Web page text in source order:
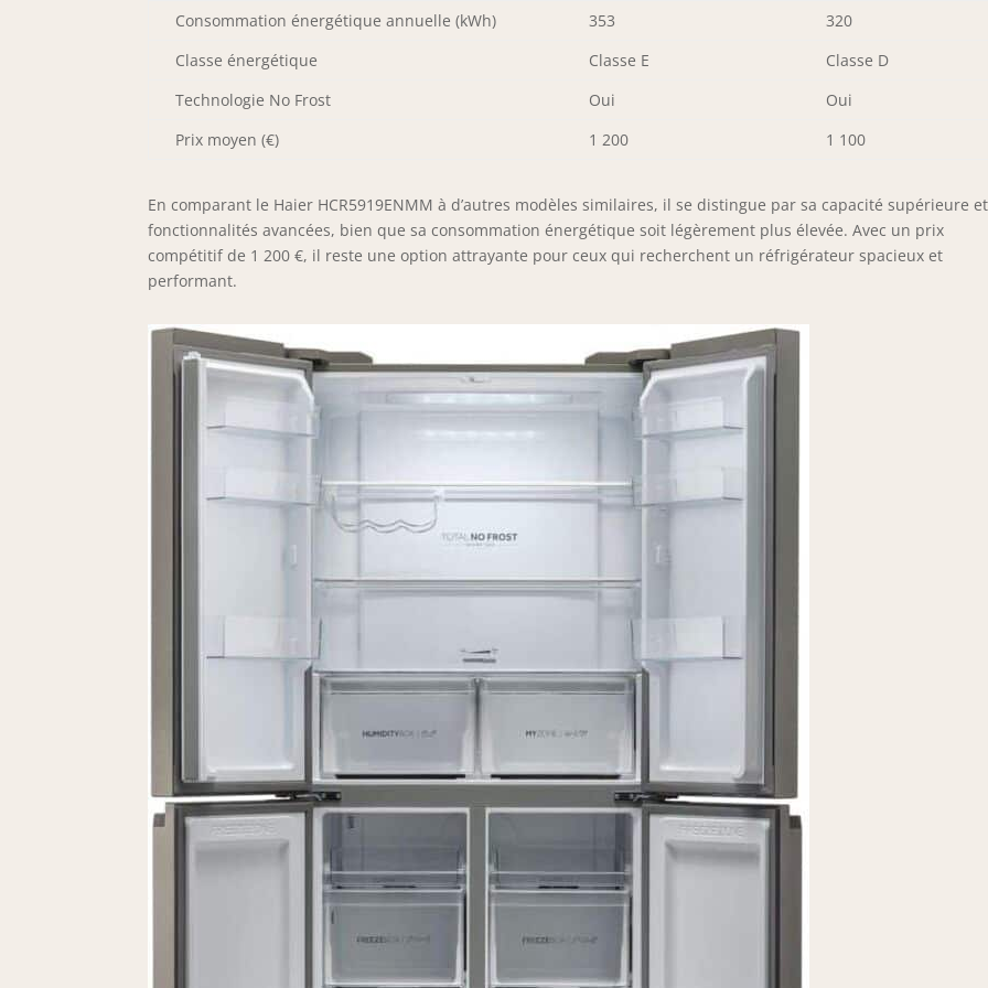
Consommation énergétique annuelle (kWh) 353
320
Classe énergétique
Classe E
Classe D
Technologie No Frost
Oui
Oui
Prix moyen (€)
1 200 1 100
En comparant le Haier HCR5919ENMM à d’autres modèles similaires, il se distingue par sa capacité supérieure
fonctionnalités avancées, bien que sa consommation énergétique soit légèrement plus élevée. Avec un prix
compétitif de 1 200 €, il reste une option attrayante pour ceux qui recherchent un réfrigérateur spacieux et
performant.